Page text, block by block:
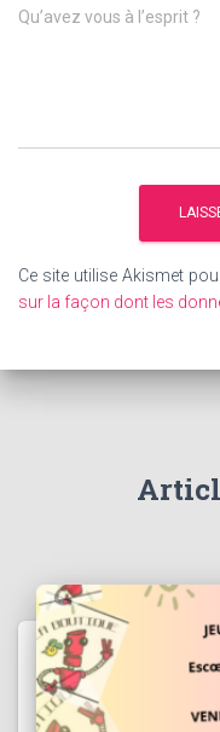
Qu’avez vous à l’esprit ?
Ce site utilise Akismet
sur la façon dont les